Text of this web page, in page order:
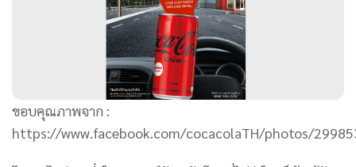
ขอบคุณภาพจาก :
https://www.facebook.com/cocacolaTH/photos/